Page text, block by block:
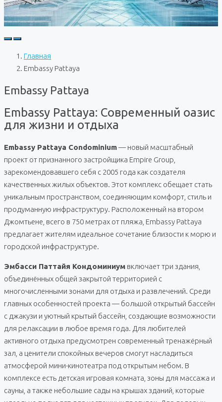
Главная
Embassy Pattaya
Embassy Pattaya
Embassy Pattaya: Современный оазис
для жизни и отдыха
Embassy Pattaya Condominium— новый масштабный
проект от признанного застройщика Empire Group,
зарекомендовавшего себя с 2005 года как создателя
качественных жилых объектов. Этот комплекс обещает стать
уникальным пространством, соединяющим комфорт, стиль и
продуманную инфраструктуру. Расположенный на втором
Джомтьене, всего в 750 метрах от пляжа, Embassy Pattaya
предлагает жителям идеальное сочетание близости к морю и
городской инфраструктуре.
Эмбасси Паттайя Кондоминиум включает три здания,
объединённых общей закрытой территорией с
многочисленными зонами для отдыха и развлечений. Среди
главных особенностей проекта — большой открытый бассейн
с джакузи и уютный крытый бассейн, создающие возможности
для релаксации в любое время года. Для любителей
активного отдыха предусмотрен современный тренажёрный
зал, а ценители спокойных вечеров смогут насладиться
атмосферой мини-кинотеатра под открытым небом. В
комплексе есть детская игровая комната, зоны для массажа и
сауны, а также небольшие сады на крышах зданий, которые